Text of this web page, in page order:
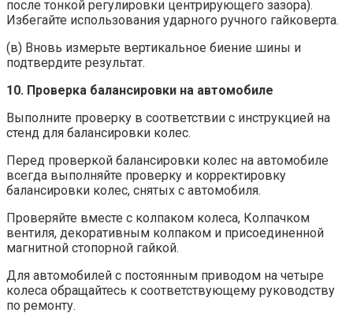
после тонкой регулировки центрирующего зазора).
Избегайте использования ударного ручного гайковерта.
(в) Вновь измерьте вертикальное биение шины и
подтвердите результат.
10. Проверка балансировки на автомобиле
Выполните проверку в соответствии с инструкцией на
стенд для балансировки колес.
Перед проверкой балансировки колес на автомобиле
всегда выполняйте проверку и корректировку
балансировки колес, снятых с автомобиля.
Проверяйте вместе с колпаком колеса, Колпачком
вентиля, декоративным колпаком и присоединенной
магнитной стопорной гайкой.
Для автомобилей с постоянным приводом на четыре
колеса обращайтесь к соответствующему руководству
по ремонту.